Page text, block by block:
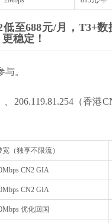
至688元/月，T3+
稳定！
。
206.119.81.254（香港
宽（独享不限流）
CN2 GIA
CN2 GIA
优化回国